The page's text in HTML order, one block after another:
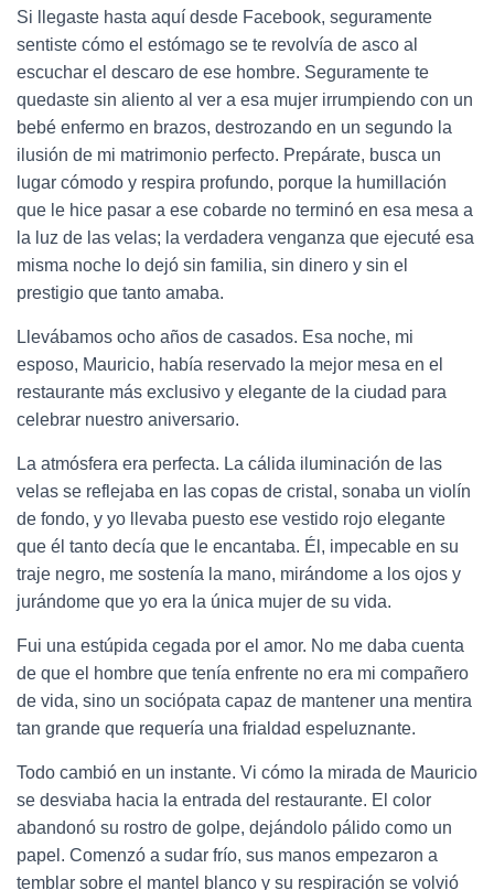
Si llegaste hasta aquí desde Facebook, seguramente
sentiste cómo el estómago se te revolvía de asco al
escuchar el descaro de ese hombre. Seguramente te
quedaste sin aliento al ver a esa mujer irrumpiendo con un
bebé enfermo en brazos, destrozando en un segundo la
ilusión de mi matrimonio perfecto. Prepárate, busca un
lugar cómodo y respira profundo, porque la humillación
que le hice pasar a ese cobarde no terminó en esa mesa a
la luz de las velas; la verdadera venganza que ejecuté esa
misma noche lo dejó sin familia, sin dinero y sin el
prestigio que tanto amaba.
Llevábamos ocho años de casados. Esa noche, mi
esposo, Mauricio, había reservado la mejor mesa en el
restaurante más exclusivo y elegante de la ciudad para
celebrar nuestro aniversario.
La atmósfera era perfecta. La cálida iluminación de las
velas se reflejaba en las copas de cristal, sonaba un violín
de fondo, y yo llevaba puesto ese vestido rojo elegante
que él tanto decía que le encantaba. Él, impecable en su
traje negro, me sostenía la mano, mirándome a los ojos y
jurándome que yo era la única mujer de su vida.
Fui una estúpida cegada por el amor. No me daba cuenta
de que el hombre que tenía enfrente no era mi compañero
de vida, sino un sociópata capaz de mantener una mentira
tan grande que requería una frialdad espeluznante.
Todo cambió en un instante. Vi cómo la mirada de Mauricio
se desviaba hacia la entrada del restaurante. El color
abandonó su rostro de golpe, dejándolo pálido como un
papel. Comenzó a sudar frío, sus manos empezaron a
temblar sobre el mantel blanco y su respiración se volvió